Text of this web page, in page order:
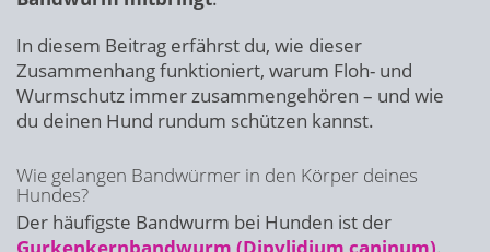
In diesem Beitrag erfährst du, wie dieser
Zusammenhang funktioniert, warum Floh- und
Wurmschutz immer zusammengehören – und wie
du deinen Hund rundum schützen kannst.
Wie gelangen Bandwürmer in den Körper deines
Hundes?
Der häufigste Bandwurm bei Hunden ist der